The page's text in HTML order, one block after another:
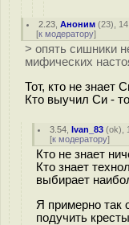
2.23 ,Аноним (23),
[к модератору]
> опять сишники
мифических
Тот, кто не знает
Кто выучил Си -
3.54 ,Ivan_83 (ok),
[к модератору]
Кто не знает
Кто знает
выбирает
Я примерно так
подучить